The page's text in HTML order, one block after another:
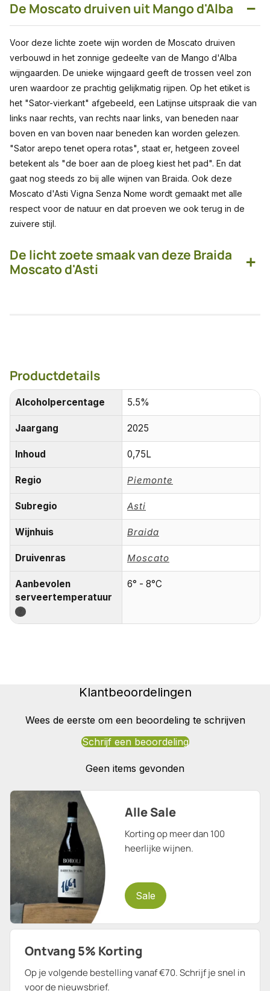
De Moscato druiven uit Mango d'Alba −
Voor deze lichte zoete wijn worden de Moscato druiven
verbouwd in het zonnige gedeelte van de Mango d'Alba
wijngaarden. De unieke wijngaard geeft de trossen veel zon
uren waardoor ze prachtig gelijkmatig rijpen. Op het etiket is
het "Sator-vierkant" afgebeeld, een Latijnse uitspraak die van
links naar rechts, van rechts naar links, van beneden naar
boven en van boven naar beneden kan worden gelezen.
"Sator arepo tenet opera rotas", staat er, hetgeen zoveel
betekent als "de boer aan de ploeg kiest het pad". En dat
gaat nog steeds zo bij alle wijnen van Braida. Ook deze
Moscato d'Asti Vigna Senza Nome wordt gemaakt met alle
respect voor de natuur en dat proeven we ook terug in de
zuivere stijl.
De licht zoete smaak van deze Braida
Moscato d'Asti
+
Productdetails
Alcoholpercentage 5.5%
Jaargang 2025
Inhoud 0,75L
Regio Piemonte
Subregio Asti
Wijnhuis Braida
Druivenras Moscato
Aanbevolen
serveertemperatuur
6° - 8°C
Klantbeoordelingen
Wees de eerste om een beoordeling te schrijven
Schrijf een beoordeling
Geen items gevonden
Alle Sale
Korting op meer dan 100
heerlijke wijnen.
Sale
Ontvang 5% Korting
Op je volgende bestelling vanaf €70. Schrijf je snel in
voor de nieuwsbrief.